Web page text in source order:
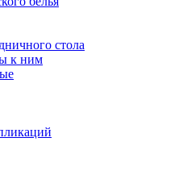
стола
к ним